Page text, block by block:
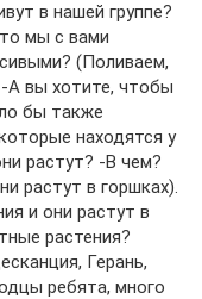
в нашей группе?
мы с вами
(Поливаем,
А вы хотите, чтобы
бы также
находятся у
растут? -В чем?
растут в горшках).
и они растут в
растения?
Герань,
ребята, много